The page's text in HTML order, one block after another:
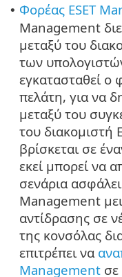
• Φορέας ESET
Management
μεταξύ του
των
εγκατασταθεί ο
πελάτη, για να
μεταξύ του
του διακομιστή
βρίσκεται σε
εκεί μπορεί να
σενάρια
Management
αντίδρασης σε
της κονσόλας
επιτρέπει να
Management σε